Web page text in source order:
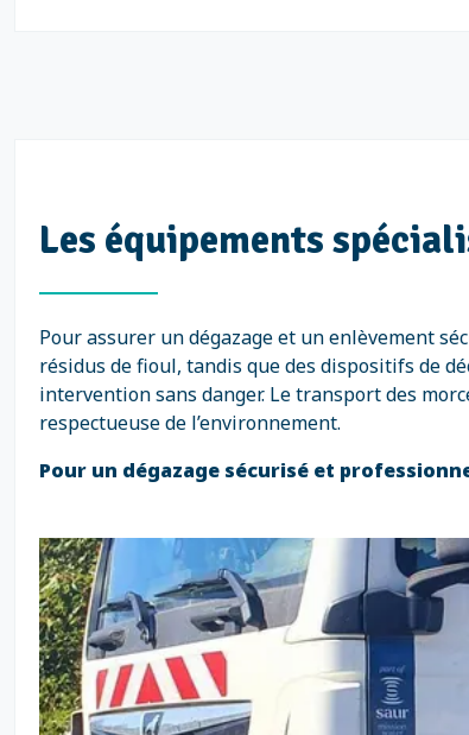
Les équipements
Pour assurer un dégazage et un enlèvement
résidus de fioul, tandis que des dispositifs de
intervention sans danger. Le transport des
respectueuse de l’environnement.
Pour un dégazage sécurisé et